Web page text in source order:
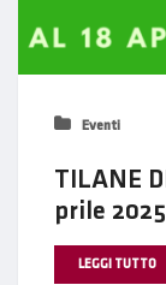
Eventi
TILANE
prile
LEGGI TUTTO